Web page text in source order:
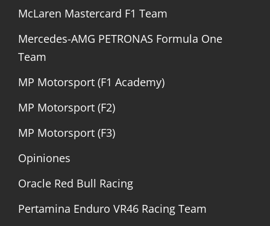
McLaren Mastercard F1 Team
Mercedes-AMG PETRONAS Formula One
Team
MP Motorsport (F1 Academy)
MP Motorsport (F2)
MP Motorsport (F3)
Opiniones
Oracle Red Bull Racing
Pertamina Enduro VR46 Racing Team